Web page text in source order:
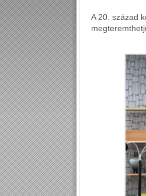
A 20. század